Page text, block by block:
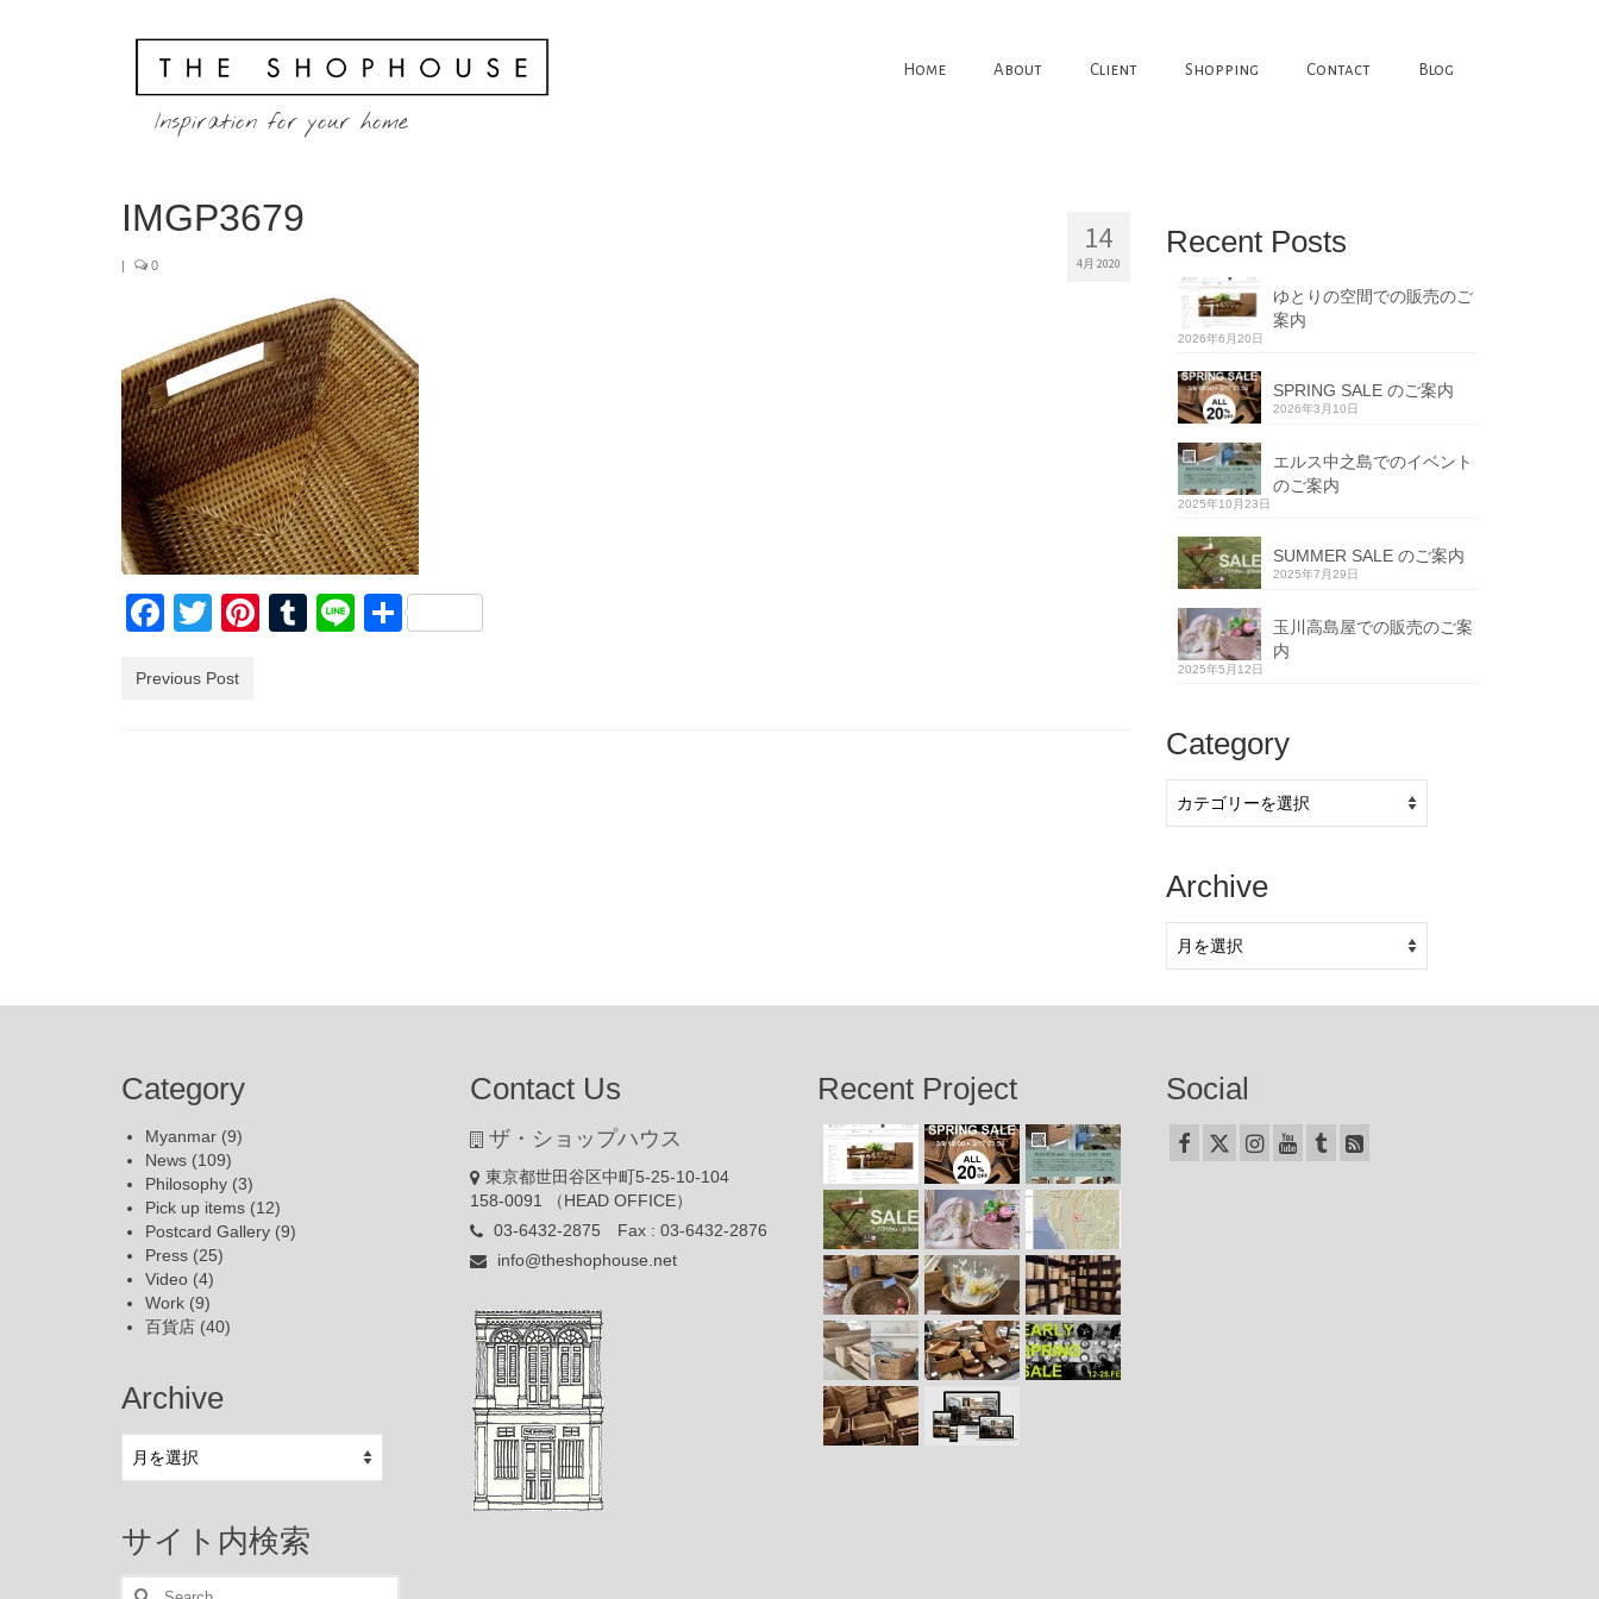
Inspiration for your home
Home About Client Shopping Contact Blog
14
4月 2020
IMGP3679
0
Facebook
TwitterPinterest
Tumblr
Line共
Previous Post
Recent Posts
ゆとりの空間での販売のご
案内
2026年6月20日
SPRING SALE のご案内
2026年3月10日
エルス中之島でのイベント
のご案内
2025年10月23日
SUMMER SALE のご案内
2025年7月29日
玉川高島屋での販売のご案
内
2025年5月12日
Category
Archive
Category
Myanmar (9)
News (109)
Philosophy (3)
Pick up items (12)
Postcard Gallery (9)
Press (25)
Video (4)
Work (9)
百貨店 (40)
Archive
サイト内検索
Search
Contact Us
ザ・ショップハウス
東京都世田谷区中町5-25-10-104
158-0091 （HEAD OFFICE）
03-6432-2875 Fax : 03-6432-2876
info@theshophouse.net
Recent Project Social